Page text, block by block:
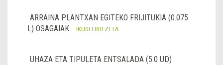
ARRAINA PLANTXAN EGITEKO FRIJITUKIA (0.075
L) OSAGAIAK
IKUSI ERREZETA
UHAZA ETA TIPULETA ENTSALADA (5.0 UD)